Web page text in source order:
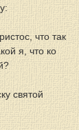
что так
я, что ко
святой